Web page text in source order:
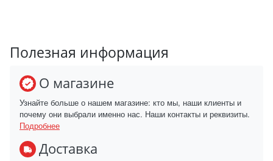
Полезная информация
О магазине
Узнайте больше о нашем магазине: кто мы, наши клиенты и
почему они выбрали именно нас. Наши контакты и реквизиты.
Подробнее
Доставка